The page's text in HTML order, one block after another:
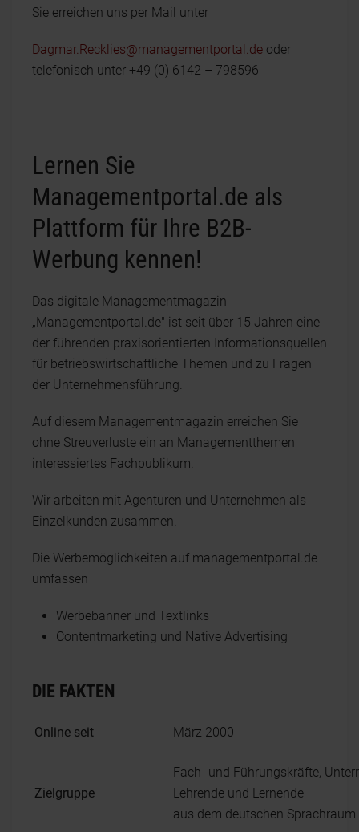
Sie erreichen uns per Mail unter
Dagmar.Recklies@managementportal.de oder
telefonisch unter +49 (0) 6142 – 798596
Lernen Sie
Managementportal.de als
Plattform für Ihre B2B-
Werbung kennen!
Das digitale Managementmagazin
„Managementportal.de" ist seit über 15 Jahren eine
der führenden praxisorientierten Informationsquellen
für betriebswirtschaftliche Themen und zu Fragen
der Unternehmensführung.
Auf diesem Managementmagazin erreichen Sie
ohne Streuverluste ein an Managementthemen
interessiertes Fachpublikum.
Wir arbeiten mit Agenturen und Unternehmen als
Einzelkunden zusammen.
Die Werbemöglichkeiten auf managementportal.de
umfassen
Werbebanner und Textlinks
Contentmarketing und Native Advertising
DIE FAKTEN
Online seit März 2000
Zielgruppe
Fach- und Führungskräfte,
Lehrende und Lernende
aus dem deutschen Sprachraum